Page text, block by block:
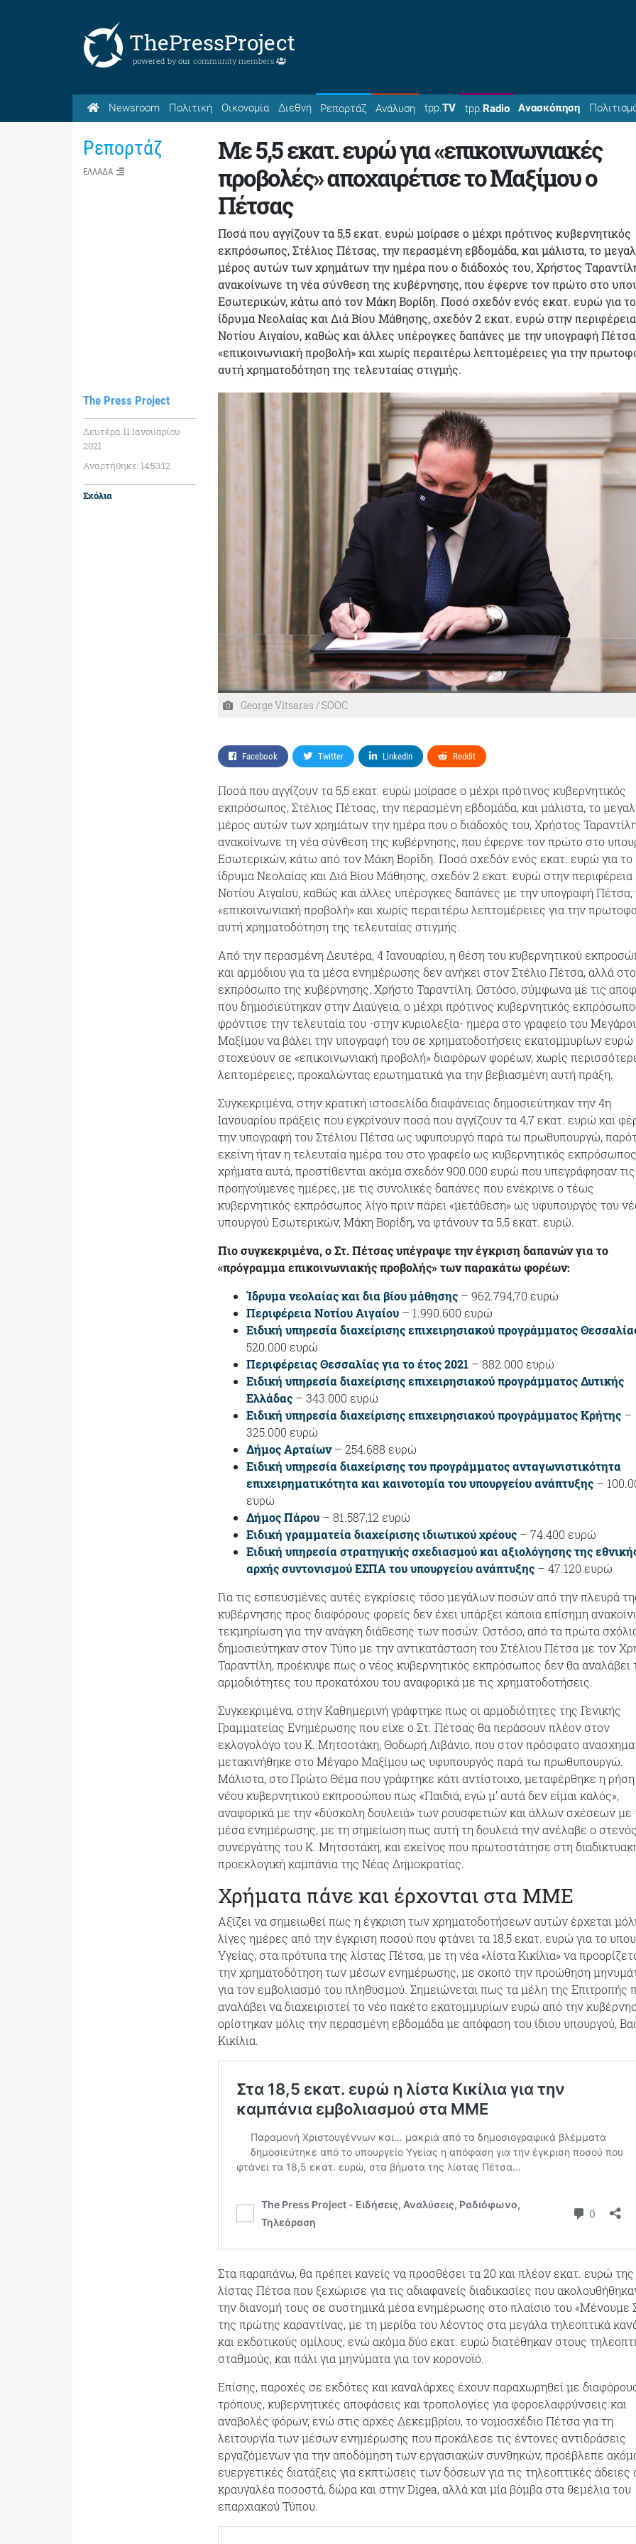
ThePressProject
powered by our community members
Newsroom Πολιτική Οικονομία Διεθνή Ρεπορτάζ Ανάλυση tpp.TV tpp.Radio Ανασκόπηση
Ρεπορτάζ
ΕΛΛΑΔΑ
The Press Project
Δευτέρα 11 Ιανουαρίου
2021
Αναρτήθηκε: 14:53:12
Σχόλια
Με 5,5 εκατ. ευρώ για «επικοινωνιακές
προβολές» αποχαιρέτισε το Μαξίμου ο
Πέτσας
Ποσά που αγγίζουν τα 5,5 εκατ. ευρώ μοίρασε ο μέχρι πρότινος κυβερνητικός
εκπρόσωπος, Στέλιος Πέτσας, την περασμένη εβδομάδα, και μάλιστα, το
μέρος αυτών των χρημάτων την ημέρα που ο διάδοχός του, Χρήστος
ανακοίνωνε τη νέα σύνθεση της κυβέρνησης, που έφερνε τον πρώτο στο
Εσωτερικών, κάτω από τον Μάκη Βορίδη. Ποσό σχεδόν ενός εκατ. ευρώ για το
ίδρυμα Νεολαίας και Διά Βίου Μάθησης, σχεδόν 2 εκατ. ευρώ στην περιφέρεια
Νοτίου Αιγαίου, καθώς και άλλες υπέρογκες δαπάνες με την υπογραφή
«επικοινωνιακή προβολή» και χωρίς περαιτέρω λεπτομέρειες για την
αυτή χρηματοδότηση της τελευταίας στιγμής.
George Vitsaras / SOOC
Facebook Twitter LinkedIn Reddit
Ποσά που αγγίζουν τα 5,5 εκατ. ευρώ μοίρασε ο μέχρι πρότινος κυβερνητικός
εκπρόσωπος, Στέλιος Πέτσας, την περασμένη εβδομάδα, και μάλιστα, το
μέρος αυτών των χρημάτων την ημέρα που ο διάδοχός του, Χρήστος
ανακοίνωνε τη νέα σύνθεση της κυβέρνησης, που έφερνε τον πρώτο στο
Εσωτερικών, κάτω από τον Μάκη Βορίδη. Ποσό σχεδόν ενός εκατ. ευρώ για το
ίδρυμα Νεολαίας και Διά Βίου Μάθησης, σχεδόν 2 εκατ. ευρώ στην περιφέρεια
Νοτίου Αιγαίου, καθώς και άλλες υπέρογκες δαπάνες με την υπογραφή Πέτσα,
«επικοινωνιακή προβολή» και χωρίς περαιτέρω λεπτομέρειες για την
αυτή χρηματοδότηση της τελευταίας στιγμής.
Από την περασμένη Δευτέρα, 4 Ιανουαρίου, η θέση του κυβερνητικού
και αρμόδιου για τα μέσα ενημέρωσης δεν ανήκει στον Στέλιο Πέτσα, αλλά
εκπρόσωπο της κυβέρνησης, Χρήστο Ταραντίλη. Ωστόσο, σύμφωνα με τις
που δημοσιεύτηκαν στην Διαύγεια, ο μέχρι πρότινος κυβερνητικός
φρόντισε την τελευταία του -στην κυριολεξία- ημέρα στο γραφείο του
Μαξίμου να βάλει την υπογραφή του σε χρηματοδοτήσεις εκατομμυρίων
στοχεύουν σε «επικοινωνιακή προβολή» διαφόρων φορέων, χωρίς
λεπτομέρειες, προκαλώντας ερωτηματικά για την βεβιασμένη αυτή πράξη.
Συγκεκριμένα, στην κρατική ιστοσελίδα διαφάνειας δημοσιεύτηκαν την 4η
Ιανουαρίου πράξεις που εγκρίνουν ποσά που αγγίζουν τα 4,7 εκατ. ευρώ και
την υπογραφή του Στέλιου Πέτσα ως υφυπουργό παρά τω πρωθυπουργώ,
εκείνη ήταν η τελευταία ημέρα του στο γραφείο ως κυβερνητικός
χρήματα αυτά, προστίθενται ακόμα σχεδόν 900.000 ευρώ που υπεγράφησαν τις
προηγούμενες ημέρες, με τις συνολικές δαπάνες που ενέκρινε ο τέως
κυβερνητικός εκπρόσωπος λίγο πριν πάρει «μετάθεση» ως υφυπουργός του
υπουργού Εσωτερικών, Μάκη Βορίδη, να φτάνουν τα 5,5 εκατ. ευρώ.
Πιο συγκεκριμένα, ο Στ. Πέτσας υπέγραψε την έγκριση δαπανών για το
«πρόγραμμα επικοινωνιακής προβολής» των παρακάτω φορέων:
Ίδρυμα νεολαίας και δια βίου μάθησης – 962.794,70 ευρώ
Περιφέρεια Νοτίου Αιγαίου – 1.990.600 ευρώ
Ειδική υπηρεσία διαχείρισης επιχειρησιακού προγράμματος
520.000 ευρώ
Περιφέρειας Θεσσαλίας για το έτος 2021 – 882.000 ευρώ
Ειδική υπηρεσία διαχείρισης επιχειρησιακού προγράμματος Δυτικής
Ελλάδας – 343.000 ευρώ
Ειδική υπηρεσία διαχείρισης επιχειρησιακού προγράμματος Κρήτης –
325.000 ευρώ
Δήμος Αρταίων– 254.688 ευρώ
Ειδική υπηρεσία διαχείρισης του προγράμματος ανταγωνιστικότητα
επιχειρηματικότητα και καινοτομία του υπουργείου ανάπτυξης –
ευρώ
Δήμος Πάρου – 81.587,12 ευρώ
Ειδική γραμματεία διαχείρισης ιδιωτικού χρέους – 74.400 ευρώ
Ειδική υπηρεσία στρατηγικής σχεδιασμού και αξιολόγησης της
αρχής συντονισμού ΕΣΠΑ του υπουργείου ανάπτυξης – 47.120 ευρώ
Για τις εσπευσμένες αυτές εγκρίσεις τόσο μεγάλων ποσών από την πλευρά
κυβέρνησης προς διαφόρους φορείς δεν έχει υπάρξει κάποια επίσημη
τεκμηρίωση για την ανάγκη διάθεσης των ποσών. Ωστόσο, από τα πρώτα
δημοσιεύτηκαν στον Τύπο με την αντικατάσταση του Στέλιου Πέτσα με τον
Ταραντίλη, προέκυψε πως ο νέος κυβερνητικός εκπρόσωπος δεν θα αναλάβει
αρμοδιότητες του προκατόχου του αναφορικά με τις χρηματοδοτήσεις.
Συγκεκριμένα, στην Καθημερινή γράφτηκε πως οι αρμοδιότητες της Γενικής
Γραμματείας Ενημέρωσης που είχε ο Στ. Πέτσας θα περάσουν πλέον στον
εκλογολόγο του Κ. Μητσοτάκη, Θοδωρή Λιβάνιο, που στον πρόσφατο
μετακινήθηκε στο Μέγαρο Μαξίμου ως υφυπουργός παρά τω πρωθυπουργώ.
Μάλιστα, στο Πρώτο Θέμα που γράφτηκε κάτι αντίστοιχο, μεταφέρθηκε η
νέου κυβερνητικού εκπροσώπου πως «Παιδιά, εγώ μ’ αυτά δεν είμαι καλός»,
αναφορικά με την «δύσκολη δουλειά» των ρουσφετιών και άλλων σχέσεων με
μέσα ενημέρωσης, με τη σημείωση πως αυτή τη δουλειά την ανέλαβε ο στενός
συνεργάτης του Κ. Μητσοτάκη, και εκείνος που πρωτοστάτησε στη
προεκλογική καμπάνια της Νέας Δημοκρατίας.
Χρήματα πάνε και έρχονται στα ΜΜΕ
Αξίζει να σημειωθεί πως η έγκριση των χρηματοδοτήσεων αυτών έρχεται
λίγες ημέρες από την έγκριση ποσού που φτάνει τα 18,5 εκατ. ευρώ για το
Υγείας, στα πρότυπα της λίστας Πέτσα, με τη νέα «λίστα Κικίλια» να
την χρηματοδότηση των μέσων ενημέρωσης, με σκοπό την προώθηση
για τον εμβολιασμό του πληθυσμού. Σημειώνεται πως τα μέλη της Επιτροπής
αναλάβει να διαχειριστεί το νέο πακέτο εκατομμυρίων ευρώ από την
ορίστηκαν μόλις την περασμένη εβδομάδα με απόφαση του ίδιου υπουργού,
Κικίλια.
Στα παραπάνω, θα πρέπει κανείς να προσθέσει τα 20 και πλέον εκατ. ευρώ της
λίστας Πέτσα που ξεχώρισε για τις αδιαφανείς διαδικασίες που
την διανομή τους σε συστημικά μέσα ενημέρωσης στο πλαίσιο του «Μένουμε
της πρώτης καραντίνας, με τη μερίδα του λέοντος στα μεγάλα τηλεοπτικά
και εκδοτικούς ομίλους, ενώ ακόμα δύο εκατ. ευρώ διατέθηκαν στους
σταθμούς, και πάλι για μηνύματα για τον κορονοϊό.
Επίσης, παροχές σε εκδότες και καναλάρχες έχουν παραχωρηθεί με
τρόπους, κυβερνητικές αποφάσεις και τροπολογίες για φοροελαφρύνσεις και
αναβολές φόρων, ενώ στις αρχές Δεκεμβρίου, το νομοσχέδιο Πέτσα για τη
λειτουργία των μέσων ενημέρωσης που προκάλεσε τις έντονες αντιδράσεις
εργαζόμενων για την αποδόμηση των εργασιακών συνθηκών, προέβλεπε
ευεργετικές διατάξεις για εκπτώσεις των δόσεων για τις τηλεοπτικές άδειες
κραυγαλέα ποσοστά, δώρα και στην Digea, αλλά και μία βόμβα στα θεμέλια του
επαρχιακού Τύπου.